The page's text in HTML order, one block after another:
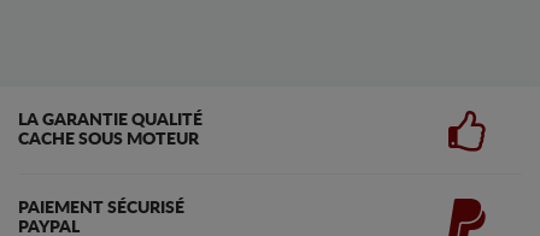
LA GARANTIE QUALITÉ
CACHE SOUS MOTEUR
PAIEMENT SÉCURISÉ
PAYPAL